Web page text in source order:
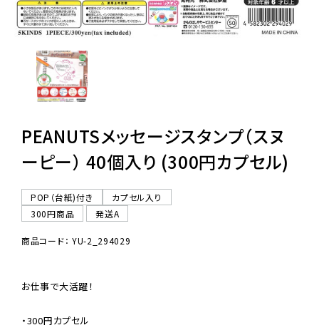
06-6282-7659
PEANUTSメッセージスタンプ（スヌ
ーピー） 40個入り (300円カプセル)
POP（台紙)付き
カプセル入り
300円商品
発送A
商品コード： YU-2_294029
お仕事で大活躍！
・300円カプセル